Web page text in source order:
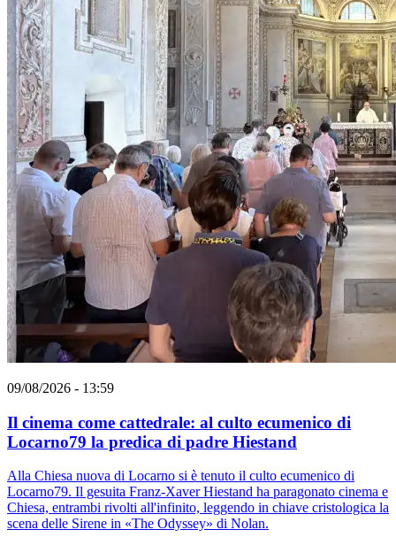
09/08/2026 - 13:59
Il cinema come cattedrale: al culto ecumenico di
Locarno79 la predica di padre Hiestand
Alla Chiesa nuova di Locarno si è tenuto il culto ecumenico di
Locarno79. Il gesuita Franz-Xaver Hiestand ha paragonato cinema e
Chiesa, entrambi rivolti all'infinito, leggendo in chiave cristologica la
scena delle Sirene in «The Odyssey» di Nolan.